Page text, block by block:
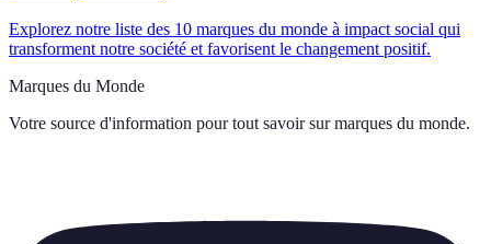
Explorez notre liste des 10 marques du monde à impact social qui
transforment notre société et favorisent le changement positif.
Marques du Monde
Votre source d'information pour tout savoir sur marques du monde.